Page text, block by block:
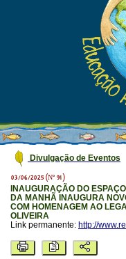
Divulgação de Eventos
03/06/2025 (Nº 91)
INAUGURAÇÃO DO
DA MANHÃ INAUGURA
COM HOMENAGEM AO
OLIVEIRA
Link permanente: http://